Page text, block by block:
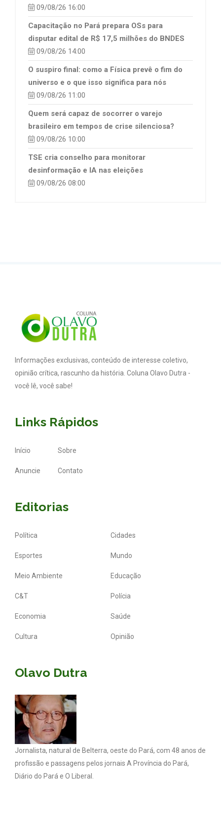
09/08/26 16:00
Capacitação no Pará prepara OSs para
disputar edital de R$ 17,5 milhões do BNDES
09/08/26 14:00
O suspiro final: como a Física prevê o fim do
universo e o que isso significa para nós
09/08/26 11:00
Quem será capaz de socorrer o varejo
brasileiro em tempos de crise silenciosa?
09/08/26 10:00
TSE cria conselho para monitorar
desinformação e IA nas eleições
09/08/26 08:00
Informações exclusivas, conteúdo de interesse coletivo,
opinião crítica, rascunho da história. Coluna Olavo Dutra -
você lê, você sabe!
Links Rápidos
Início Sobre
Anuncie Contato
Editorias
Política Cidades
Esportes Mundo
Meio Ambiente Educação
C&T Polícia
Economia Saúde
Cultura Opinião
Olavo Dutra
Jornalista, natural de Belterra, oeste do Pará, com 48 anos de
profissão e passagens pelos jornais A Província do Pará,
Diário do Pará e O Liberal.